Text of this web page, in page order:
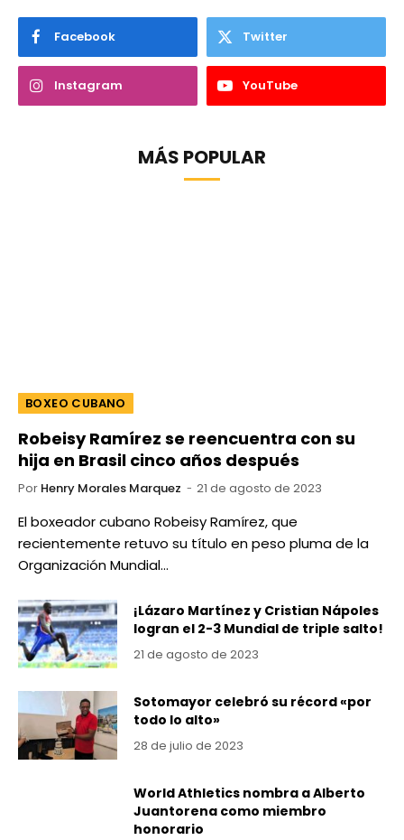
Facebook Twitter
Instagram YouTube
MÁS POPULAR
BOXEO CUBANO
Robeisy Ramírez se reencuentra con su
hija en Brasil cinco años después
Por Henry Morales Marquez 21 de agosto de 2023
El boxeador cubano Robeisy Ramírez, que
recientemente retuvo su título en peso pluma de la
Organización Mundial…
¡Lázaro Martínez y Cristian Nápoles
logran el 2-3 Mundial de triple salto!
21 de agosto de 2023
Sotomayor celebró su récord «por
todo lo alto»
28 de julio de 2023
World Athletics nombra a Alberto
Juantorena como miembro
honorario